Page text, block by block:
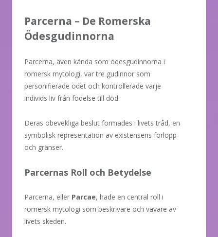
Parcerna – De Romerska
Ödesgudinnorna
Parcerna, även kända som ödesgudinnorna i
romersk mytologi, var tre gudinnor som
personifierade ödet och kontrollerade varje
individs liv från födelse till död.
Deras obevekliga beslut formades i livets tråd, en
symbolisk representation av existensens förlopp
och gränser.
Parcernas Roll och Betydelse
Parcerna, eller Parcae, hade en central roll i
romersk mytologi som beskrivare och vävare av
livets skeden.